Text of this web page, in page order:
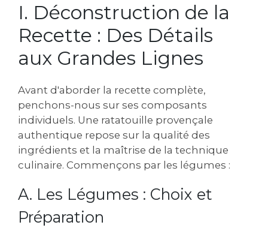
I. Déconstruction de la
Recette : Des Détails
aux Grandes Lignes
Avant d'aborder la recette complète‚
penchons-nous sur ses composants
individuels. Une ratatouille provençale
authentique repose sur la qualité des
ingrédients et la maîtrise de la technique
culinaire. Commençons par les légumes :
A. Les Légumes : Choix et
Préparation